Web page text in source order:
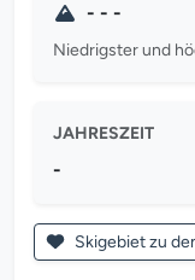
- - -
Niedrigster und
JAHRESZEIT
-
Skigebiet zu